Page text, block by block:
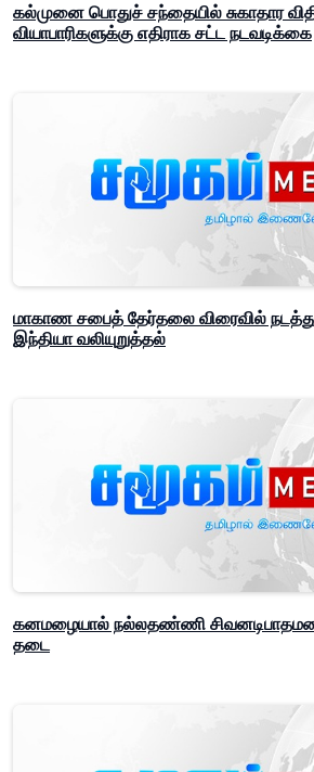
கல்முனை பொதுச் சந்தையில் சுகாதார
வியாபாரிகளுக்கு எதிராக சட்ட நடவடிக்கை
மாகாண சபைத் தேர்தலை விரைவில்
இந்தியா வலியுறுத்தல்
கனமழையால் நல்லதண்ணி
தடை